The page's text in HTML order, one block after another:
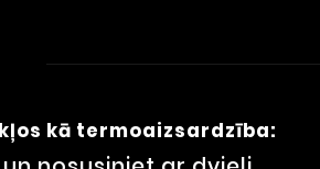
kā termoaizsardzība: